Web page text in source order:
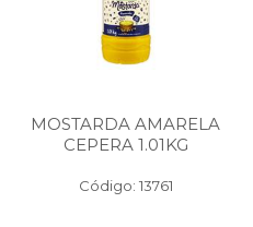
MOSTARDA AMARELA
CEPERA 1.01KG
Código: 13761